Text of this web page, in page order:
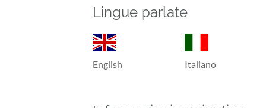
Lingue parlate
English Italiano